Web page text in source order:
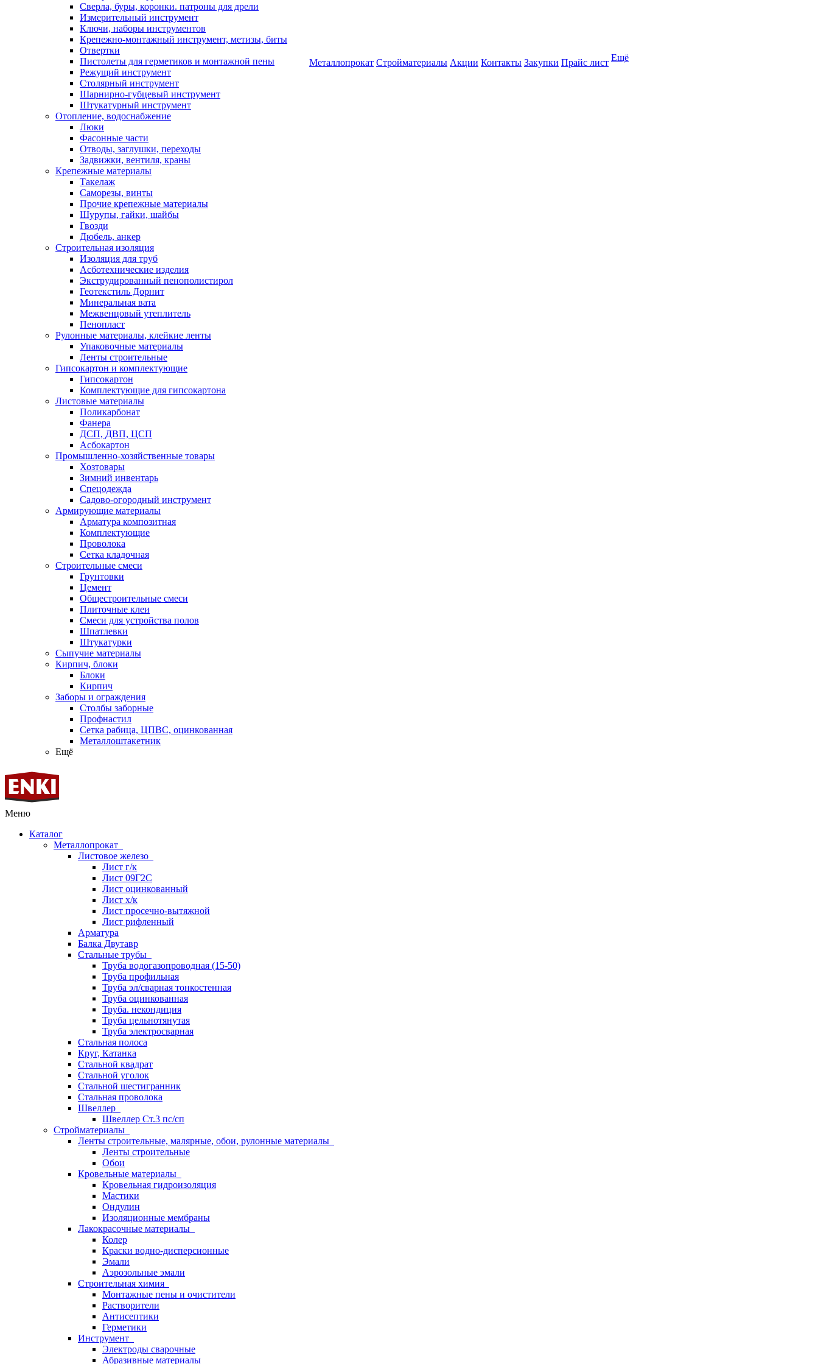
Сверла, буры, коронки. патроны для дрели
Измерительный инструмент
Ключи, наборы инструментов
Крепежно-монтажный инструмент, метизы, биты
Отвертки
Пистолеты для герметиков и монтажной пены
Режущий инструмент
Столярный инструмент
Шарнирно-губцевый инструмент
Штукатурный инструмент
Отопление, водоснабжение
Люки
Фасонные части
Отводы, заглушки, переходы
Задвижки, вентиля, краны
Крепежные материалы
Такелаж
Саморезы, винты
Прочие крепежные материалы
Шурупы, гайки, шайбы
Гвозди
Дюбель, анкер
Строительная изоляция
Изоляция для труб
Асботехнические изделия
Экструдированный пенополистирол
Геотекстиль Дорнит
Минеральная вата
Межвенцовый утеплитель
Пенопласт
Рулонные материалы, клейкие ленты
Упаковочные материалы
Ленты строительные
Гипсокартон и комплектующие
Гипсокартон
Комплектующие для гипсокартона
Листовые материалы
Поликарбонат
Фанера
ДСП, ДВП, ЦСП
Асбокартон
Промышленно-хозяйственные товары
Хозтовары
Зимний инвентарь
Спецодежда
Садово-огородный инструмент
Армирующие материалы
Арматура композитная
Комплектующие
Проволока
Сетка кладочная
Строительные смеси
Грунтовки
Цемент
Общестроительные смеси
Плиточные клеи
Смеси для устройства полов
Шпатлевки
Штукатурки
Сыпучие материалы
Кирпич, блоки
Блоки
Кирпич
Заборы и ограждения
Столбы заборные
Профнастил
Сетка рабица, ЦПВС, оцинкованная
Металлоштакетник
Ещё
Металлопрокат Стройматериалы Акции Контакты Закупки Прайс лист Ещё
Меню
Каталог
Металлопрокат
Листовое железо
Лист г/к
Лист 09Г2С
Лист оцинкованный
Лист х/к
Лист просечно-вытяжной
Лист рифленный
Арматура
Балка Двутавр
Стальные трубы
Труба водогазопроводная (15-50)
Труба профильная
Труба эл/сварная тонкостенная
Труба оцинкованная
Труба. некондиция
Труба цельнотянутая
Труба электросварная
Стальная полоса
Круг, Катанка
Стальной квадрат
Стальной уголок
Стальной шестигранник
Стальная проволока
Швеллер
Швеллер Ст.3 пс/сп
Стройматериалы
Ленты строительные, малярные, обои, рулонные материалы
Ленты строительные
Обои
Кровельные материалы
Кровельная гидроизоляция
Мастики
Ондулин
Изоляционные мембраны
Лакокрасочные материалы
Колер
Краски водно-дисперсионные
Эмали
Аэрозольные эмали
Строительная химия
Монтажные пены и очистители
Растворители
Антисептики
Герметики
Инструмент
Электроды сварочные
Абразивные материалы